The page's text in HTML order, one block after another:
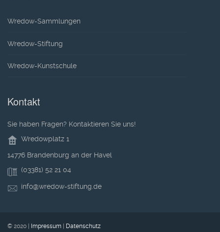
Wredow-Sammlungen
Wredow-Stiftung
Wredow-Kunstschule
Kontakt
Sie haben Fragen? Kontaktieren Sie uns!
Wredowplatz 1
14776 Brandenburg an der Havel
(03381) 52 21 04
info@wredow-stiftung.de
© 2020 | Impressum | Datenschutz